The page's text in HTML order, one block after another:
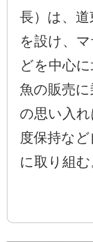
長）は、
を設け、
どを中心
魚の販売
の思い入
度保持な
に取り組む